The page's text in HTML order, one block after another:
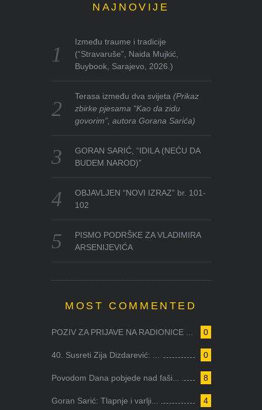
NAJNOVIJE
Između traume i tradicije
(“Stravaruše”, Naida Mujkić,
Buybook, Sarajevo, 2026.)
Terasa između dva svijeta(Prikaz
zbirke pjesama “Kao da zidu
govorim”, autora Gorana Sarića)
GORAN SARIĆ, “IDILA (NEĆU DA
BUDEM NAROD)”
OBJAVLJEN “NOVI IZRAZ” br. 101-
102
PISMO PODRŠKE ZA VLADIMIRA
ARSENIJEVIĆA
MOST COMMENTED
0
POZIV ZA PRIJAVE NA RADIONICE ...
0
40. Susreti Zija Dizdarević: ...
8
Povodom Dana pobjede nad faši...
4
Goran Sarić: Tlapnje i varlji...